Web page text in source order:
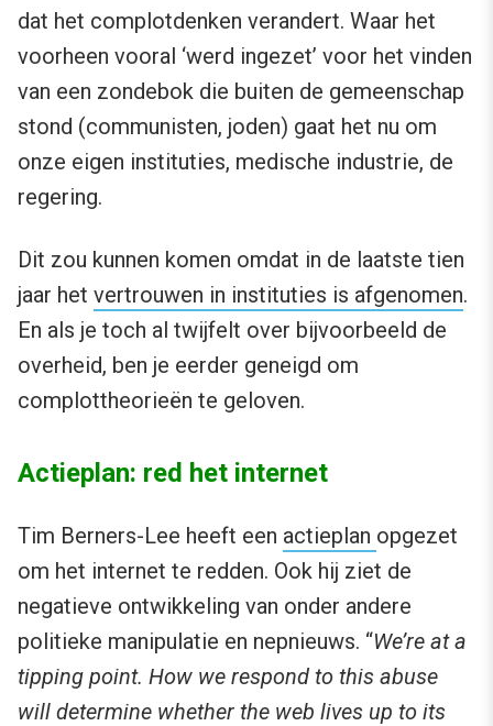
dat het complotdenken verandert. Waar het
voorheen vooral ‘werd ingezet’ voor het vinden
van een zondebok die buiten de gemeenschap
stond (communisten, joden) gaat het nu om
onze eigen instituties, medische industrie, de
regering.
Dit zou kunnen komen omdat in de laatste tien
jaar het vertrouwen in instituties is afgenomen.
En als je toch al twijfelt over bijvoorbeeld de
overheid, ben je eerder geneigd om
complottheorieën te geloven.
Actieplan: red het internet
Tim Berners-Lee heeft een actieplan opgezet
om het internet te redden. Ook hij ziet de
negatieve ontwikkeling van onder andere
politieke manipulatie en nepnieuws. “We’re at a
tipping point. How we respond to this abuse
will determine whether the web lives up to its